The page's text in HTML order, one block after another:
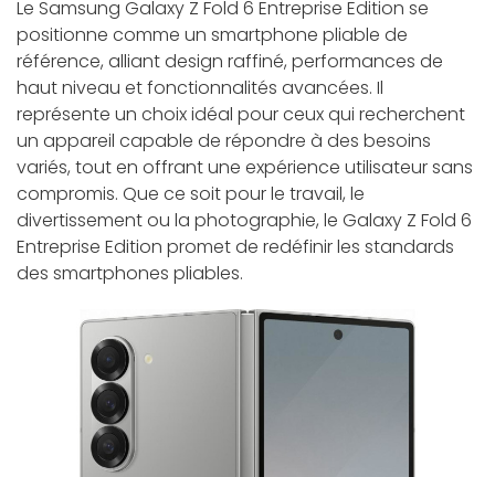
Le Samsung Galaxy Z Fold 6 Entreprise Edition se
positionne comme un smartphone pliable de
référence, alliant design raffiné, performances de
haut niveau et fonctionnalités avancées. Il
représente un choix idéal pour ceux qui recherchent
un appareil capable de répondre à des besoins
variés, tout en offrant une expérience utilisateur sans
compromis. Que ce soit pour le travail, le
divertissement ou la photographie, le Galaxy Z Fold 6
Entreprise Edition promet de redéfinir les standards
des smartphones pliables.